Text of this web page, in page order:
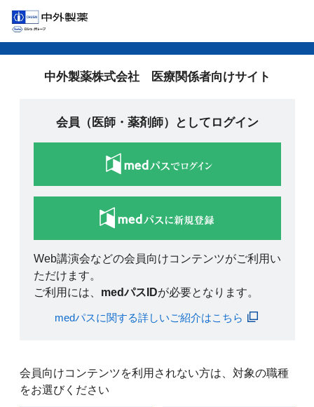
中外製薬株式会社 医療関係者向けサイト
会員（医師・薬剤師）としてログイン
Web講演会などの会員向けコンテンツがご利用い
ただけます。
ご利用には、 medパスIDが必要となります。
medパスに関する詳しいご紹介はこちら
会員向けコンテンツを利用されない方は、対象の職種
をお選びください